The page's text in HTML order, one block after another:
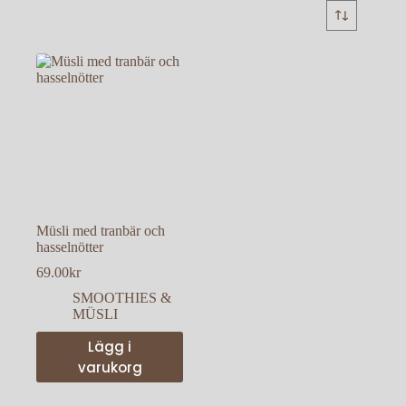
Müsli med tranbär och
hasselnötter
69.00kr
SMOOTHIES &
MÜSLI
Lägg i
varukorg